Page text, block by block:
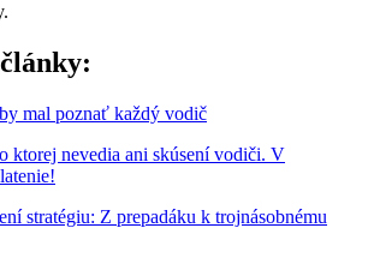
mal poznať každý vodič
ktorej nevedia ani skúsení vodiči. V
stratégiu: Z prepadáku k trojnásobnému